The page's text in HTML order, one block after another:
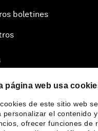
página web usa
de este sitio web
personalizar el contenido
ofrecer funciones de
boletines
Foro